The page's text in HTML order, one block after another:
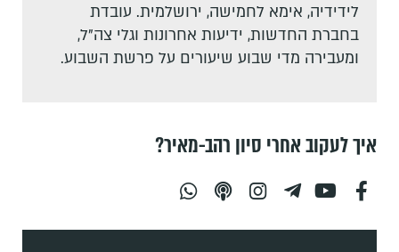
לידידיה, אימא לחמישה, ירושלמית. עובדת
בחברת החדשות, ידיעות אחרונות וגלי צה"ל,
ומעבירה מדי שבוע שיעורים על פרשת השבוע.
איך לעקוב אחרי סיון רהב-מאיר?